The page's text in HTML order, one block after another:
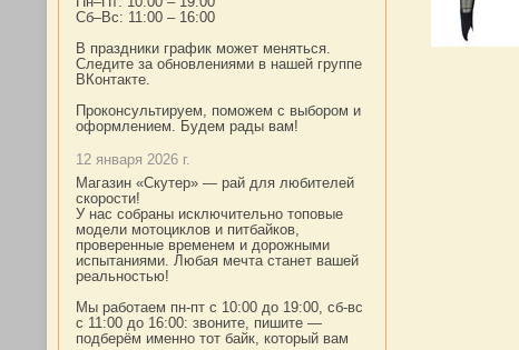
Сб–Вс: 11:00 – 16:00
В праздники график может меняться.
Следите за обновлениями в нашей группе
ВКонтакте.
Проконсультируем, поможем с выбором и
оформлением. Будем рады вам!
12 января 2026 г.
Магазин «Скутер» — рай для любителей
скорости!
У нас собраны исключительно топовые
модели мотоциклов и питбайков,
проверенные временем и дорожными
испытаниями. Любая мечта станет вашей
реальностью!
Мы работаем пн-пт с 10:00 до 19:00, сб-вс
с 11:00 до 16:00: звоните, пишите —
подберём именно тот байк, который вам